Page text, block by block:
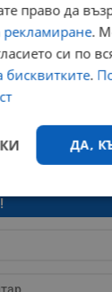
право да
рекламиране.
си по
бисквитките.
ДА,